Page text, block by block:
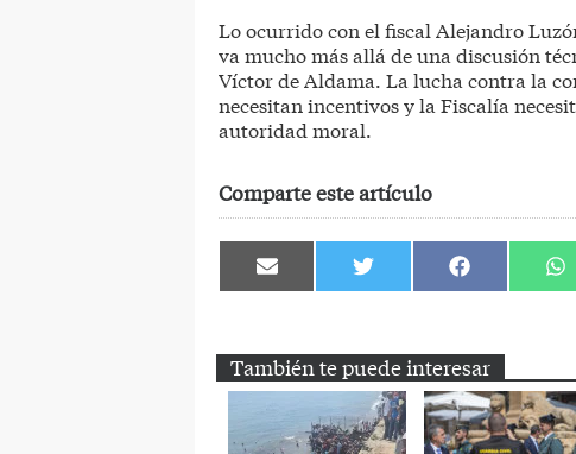
Lo ocurrido con el fiscal Alejandro
va mucho más allá de una discusión
Víctor de Aldama. La lucha contra la
necesitan incentivos y la Fiscalía
autoridad moral.
Comparte este artículo
Compartir
en
Compartir
en
Compartir
en en
También te puede interesar